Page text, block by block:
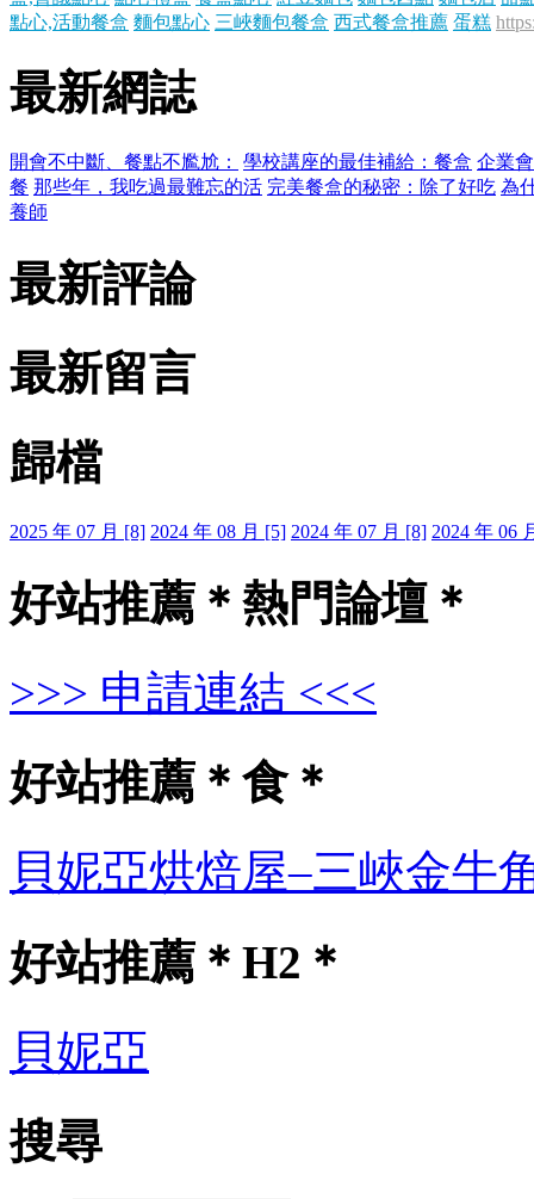
點心,活動餐盒 麵包點心 三峽麵包餐盒 西式餐盒推薦 蛋糕
最新網誌
開會不中斷、餐點不尷尬： 學校講座的最佳補給：餐盒 企業
餐 那些年，我吃過最難忘的活 完美餐盒的秘密：除了好吃 為
養師
最新評論
最新留言
歸檔
2025 年 07 月 [8] 2024 年 08 月 [5] 2024 年 07 月 [8] 2024 年 06
好站推薦＊熱門論壇＊
>>> 申請連結 <<<
好站推薦＊食＊
貝妮亞烘焙屋–三峽金牛
好站推薦＊H2＊
貝妮亞
搜尋